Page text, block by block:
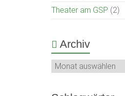
Theater am GSP (2)
Archiv
Archiv